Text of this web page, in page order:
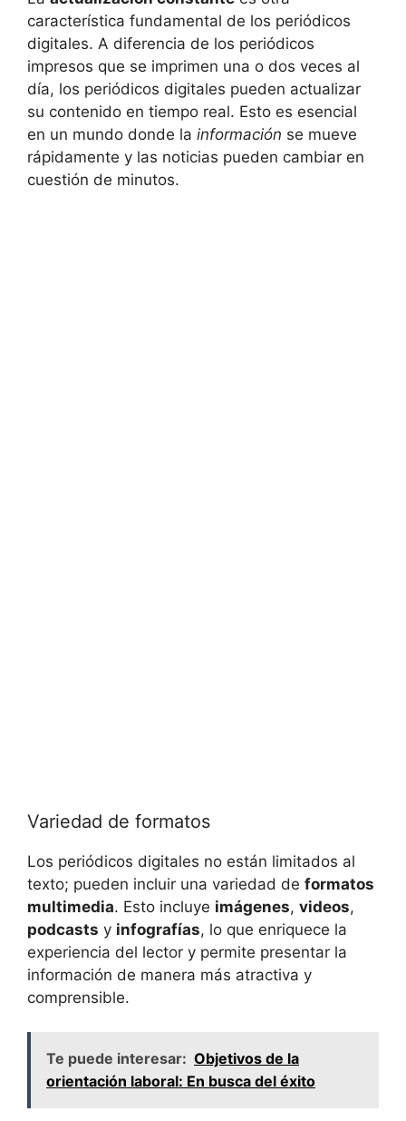
característica fundamental de los periódicos
digitales. A diferencia de los periódicos
impresos que se imprimen una o dos veces al
día, los periódicos digitales pueden actualizar
su contenido en tiempo real. Esto es esencial
en un mundo donde la información se mueve
rápidamente y las noticias pueden cambiar en
cuestión de minutos.
Variedad de formatos
Los periódicos digitales no están limitados al
texto; pueden incluir una variedad de formatos
multimedia. Esto incluye imágenes, videos,
podcasts y infografías, lo que enriquece la
experiencia del lector y permite presentar la
información de manera más atractiva y
comprensible.
Te puede interesar: Objetivos de la
orientación laboral: En busca del éxito